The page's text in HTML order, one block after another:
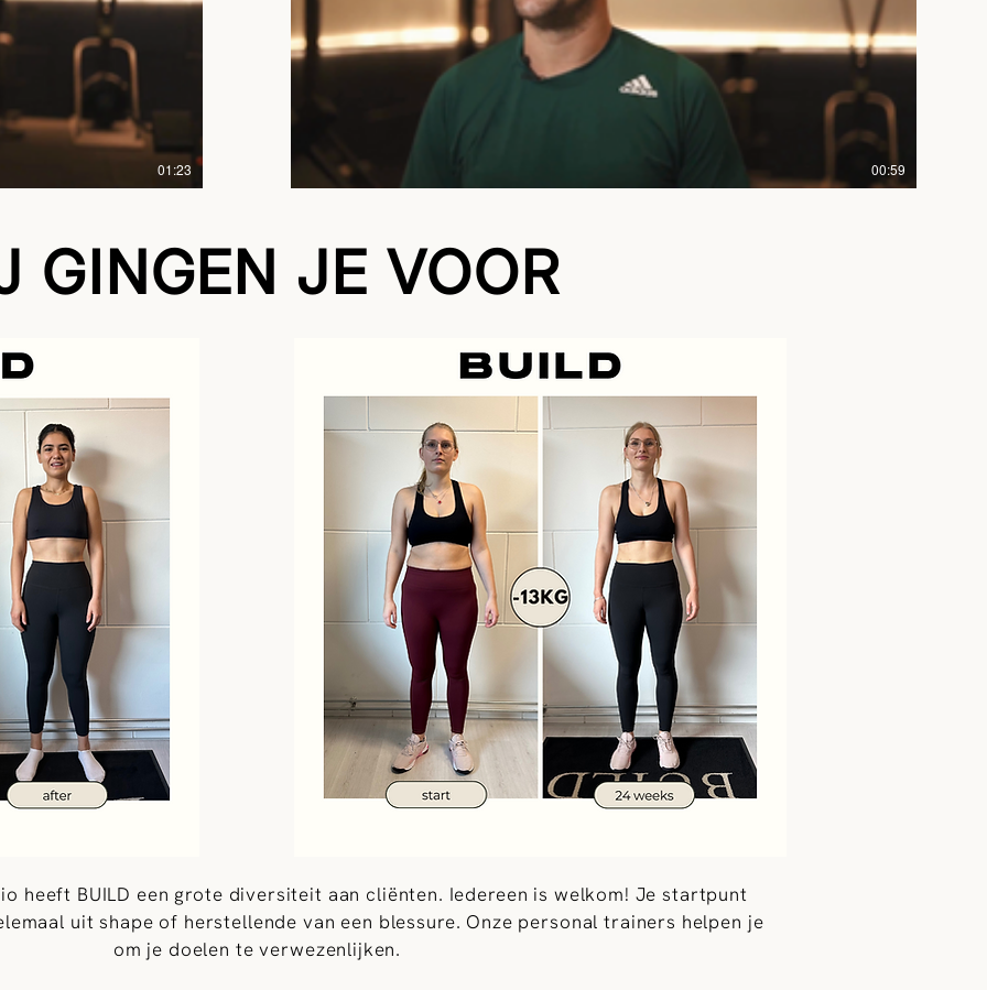
01:23 00:59
GINGEN JE VOOR
heeft BUILD een grote diversiteit aan cliënten. Iedereen is welkom! Je startpunt
uit shape of herstellende van een blessure. Onze personal trainers helpen je
om je doelen te verwezenlijken.